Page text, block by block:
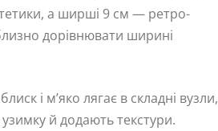
а ширші 9 см — ретро-
дорівнювати ширині
і м’яко лягає в складні вузли,
й додають текстури.